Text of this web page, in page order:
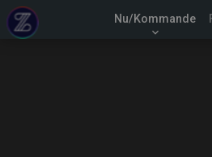
Nu/Kommande
keyboard_arrow_down